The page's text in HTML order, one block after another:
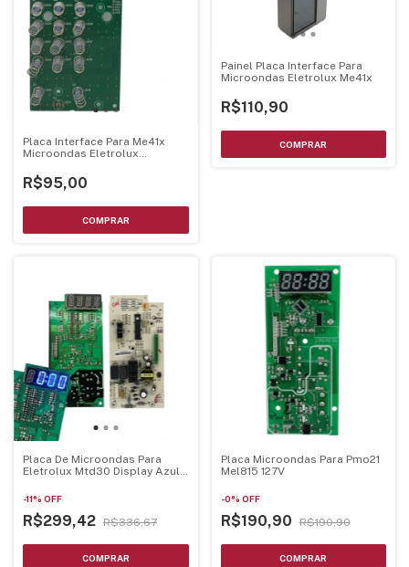
Placa Interface Para Me41x
Microondas Eletrolux
R$95,00
Painel Placa Interface Para
Microondas Eletrolux Me41x
R$110,90
Placa De Microondas Para
Eletrolux Mtd30 Display Azul
-11% OFF
R$299,42 R$336,67
Placa Microondas Para Pmo21
Mel815 127V
-0% OFF
R$190,90 R$190,90